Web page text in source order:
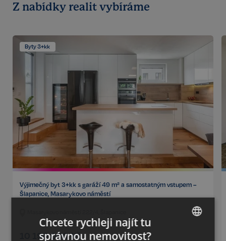
Z nabídky realit vybíráme
Byty 3+kk
Výjimečný byt 3+kk s garáží 49 m² a samostatným vstupem –
Šlapanice, Masarykovo náměstí
10 190 000 Kč
Chcete rychleji najít tu
správnou nemovitost?